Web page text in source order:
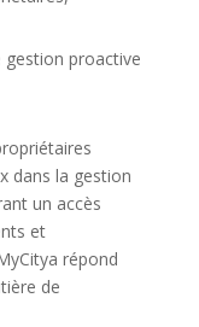
proactive
dans la gestion
un accès
et
répond
de